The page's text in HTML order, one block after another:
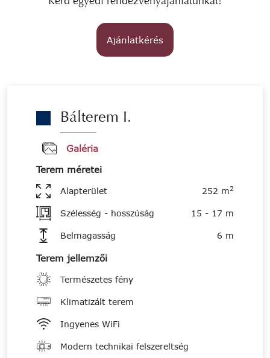
Ajánlatkérés
Bálterem I.
Galéria
Terem méretei
Alapterület 252 m2
Szélesség - hosszúság 15 - 17 m
Belmagasság 6 m
Terem jellemzői
Természetes fény
Klimatizált terem
Ingyenes WiFi
Modern technikai felszereltség